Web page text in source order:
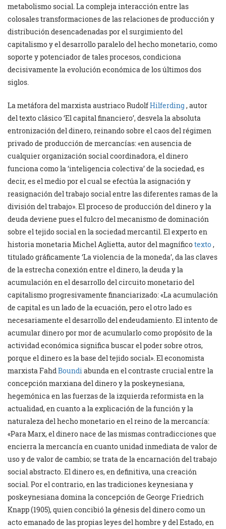
metabolismo social. La compleja interacción entre las
colosales transformaciones de las relaciones de producción y
distribución desencadenadas por el surgimiento del
capitalismo y el desarrollo paralelo del hecho monetario, como
soporte y potenciador de tales procesos, condiciona
decisivamente la evolución económica de los últimos dos
siglos.
La metáfora del marxista austriaco RudolfHilferding , autor
del texto clásico ‘El capital financiero’, desvela la absoluta
entronización del dinero, reinando sobre el caos del régimen
privado de producción de mercancías: «en ausencia de
cualquier organización social coordinadora, el dinero
funciona como la ‘inteligencia colectiva’ de la sociedad, es
decir, es el medio por el cual se efectúa la asignación y
reasignación del trabajo social entre las diferentes ramas de la
división del trabajo». El proceso de producción del dinero y la
deuda deviene pues el fulcro del mecanismo de dominación
sobre el tejido social en la sociedad mercantil. El experto en
historia monetaria Michel Aglietta, autor del magníficotexto,
titulado gráficamente ‘La violencia de la moneda’, da las claves
de la estrecha conexión entre el dinero, la deuda y la
acumulación en el desarrollo del circuito monetario del
capitalismo progresivamente financiarizado: «La acumulación
de capital es un lado de la ecuación, pero el otro lado es
necesariamente el desarrollo del endeudamiento. El intento de
acumular dinero por mor de acumularlo como propósito de la
actividad económica significa buscar el poder sobre otros,
porque el dinero es la base del tejido social». El economista
marxista FahdBoundiabunda en el contraste crucial entre la
concepción marxiana del dinero y la poskeynesiana,
hegemónica en las fuerzas de la izquierda reformista en la
actualidad, en cuanto a la explicación de la función y la
naturaleza del hecho monetario en el reino de la mercancía:
«Para Marx, el dinero nace de las mismas contradicciones que
encierra la mercancía en cuanto unidad inmediata de valor de
uso y de valor de cambio; se trata de la encarnación del trabajo
social abstracto. El dinero es, en definitiva, una creación
social. Por el contrario, en las tradiciones keynesiana y
poskeynesiana domina la concepción de George Friedrich
Knapp (1905), quien concibió la génesis del dinero como un
acto emanado de las propias leyes del hombre y del Estado, en